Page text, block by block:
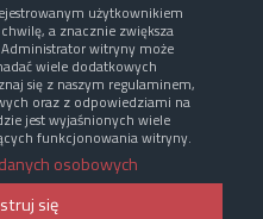
użytkownikiem
a znacznie zwiększa
witryny może
wiele dodatkowych
się z naszym regulaminem,
oraz z odpowiedziami na
jest wyjaśnionych wiele
funkcjonowania witryny.
osobowych
się